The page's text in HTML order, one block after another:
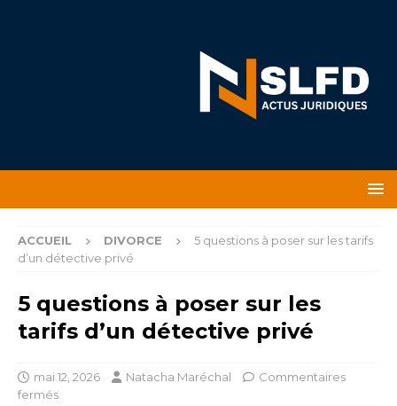
ACCUEIL DIVORCE
5 questions à poser sur les tarifs
d’un détective privé
5 questions à poser sur les
tarifs d’un détective privé
mai 12, 2026 Natacha Maréchal
Commentaires
fermés